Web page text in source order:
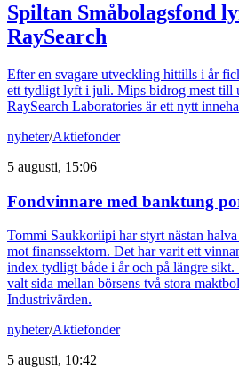
Spiltan Småbolagsfond
RaySearch
Efter en svagare utveckling hittills i år
ett tydligt lyft i juli. Mips bidrog mest till
RaySearch Laboratories är ett nytt
nyheter/Aktiefonder
5 augusti, 15:06
Fondvinnare med banktung
Tommi Saukkoriipi har styrt nästan
mot finanssektorn. Det har varit ett
index tydligt både i år och på längre
valt sida mellan börsens två stora
Industrivärden.
nyheter/Aktiefonder
5 augusti, 10:42